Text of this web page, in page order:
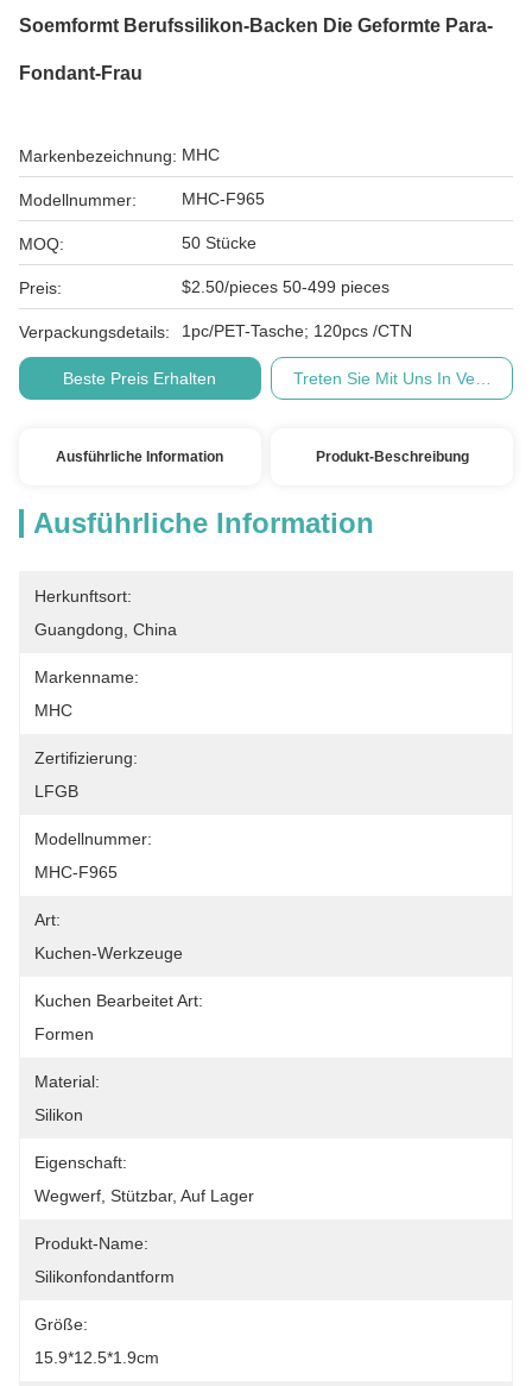
Soemformt Berufssilikon-Backen Die Geformte Para-
Fondant-Frau
Markenbezeichnung: MHC
Modellnummer: MHC-F965
MOQ: 50 Stücke
Preis: $2.50/pieces 50-499 pieces
Verpackungsdetails: 1pc/PET-Tasche; 120pcs /CTN
Beste Preis Erhalten Treten Sie Mit Uns In
Ausführliche Information Produkt-Beschreibung
Ausführliche Information
Herkunftsort:
Guangdong, China
Markenname:
MHC
Zertifizierung:
LFGB
Modellnummer:
MHC-F965
Art:
Kuchen-Werkzeuge
Kuchen Bearbeitet Art:
Formen
Material:
Silikon
Eigenschaft:
Wegwerf, Stützbar, Auf Lager
Produkt-Name:
Silikonfondantform
Größe:
15.9*12.5*1.9cm